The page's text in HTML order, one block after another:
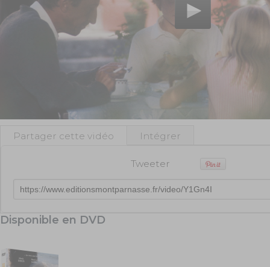
Partager cette vidéo Intégrer
Tweeter
Disponible en DVD